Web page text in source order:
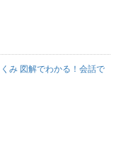
み 図解でわかる！会話で